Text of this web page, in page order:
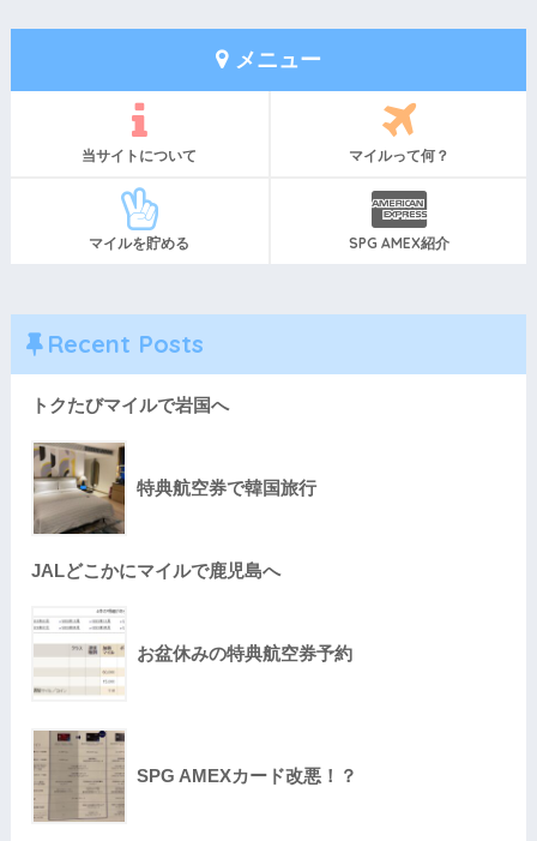
メニュー
当サイトについて マイルって何？
マイルを貯める SPG AMEX紹介
Recent Posts
トクたびマイルで岩国へ
特典航空券で韓国旅行
JALどこかにマイルで鹿児島へ
お盆休みの特典航空券予約
SPG AMEXカード改悪！？